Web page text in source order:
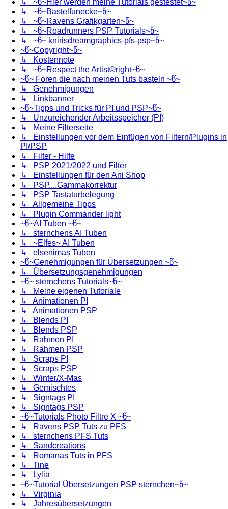
↳ ~წ~Bastelfunecke~წ~
↳ ~წ~Ravens Grafikgarten~წ~
↳ ~წ~Roadrunners PSP Tutorials~წ~
↳ ~წ~ knirisdreamgraphics-pfs-psp~წ~
~წ~Copyright~წ~
↳ Kostennote
↳ ~წ~Respect the Artist©right~წ~
~წ~ Foren die nach meinen Tuts basteln ~წ~
↳ Genehmigungen
↳ Linkbanner
~წ~Tipps und Tricks für PI und PSP~წ~
↳ Unzureichender Arbeitsspeicher (PI)
↳ Meine Filterseite
↳ Einstellungen vor dem Einfügen von Filtern/Plugins in
PI/PSP
↳ Filter - Hilfe
↳ PSP 2021/2022 und Filter
↳ Einstellungen für den Ani Shop
↳ PSP....Gammakorrektur
↳ PSP Tastaturbelegung
↳ Allgemeine Tipps
↳ Plugin Commander light
~წ~AI Tuben ~წ~
↳ sternchens AI Tuben
↳ ~Elfes~ AI Tuben
↳ elsenimas Tuben
~წ~Genehmigungen für Übersetzungen ~წ~
↳ Übersetzungsgenehmigungen
~წ~ sternchens Tutorials~წ~
↳ Meine eigenen Tutoriale
↳ Animationen PI
↳ Animationen PSP
↳ Blends PI
↳ Blends PSP
↳ Rahmen PI
↳ Rahmen PSP
↳ Scraps PI
↳ Scraps PSP
↳ Winter/X-Mas
↳ Gemischtes
↳ Signtags PI
↳ Signtags PSP
~წ~Tutorials Photo Filtre X ~წ~
↳ Ravens PSP Tuts zu PFS
↳ sternchens PFS Tuts
↳ Sandcreations
↳ Romanas Tuts in PFS
↳ Tine
↳ Lylia
~წ~Tutorial Übersetzungen PSP sternchen~წ~
↳ Virginia
↳ Jahresübersetzungen